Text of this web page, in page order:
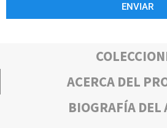
ENVIAR
ACERCA DEL
BIOGRAFÍA DEL